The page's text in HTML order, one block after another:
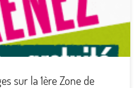
sur la 1ère Zone de